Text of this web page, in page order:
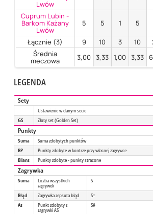
Lwów
Cuprum Lubin -
Barkom Każany
Lwów
5 5 1 5
Łącznie (3) 9 10 3 10
Średnia
meczowa 3,00 3,33 1,00 3,33
LEGENDA
Sety
Ustawienie w danym secie
GS
Złoty set (Golden Set)
Punkty
Suma
Suma zdobytych punktów
BP
Punkty zdobyte w kontrze przy własnej zagrywce
Bilans
Punkty zdobyte - punkty stracone
Zagrywka
Suma Liczba wszystkich
zagrywek
S
Błąd Zagrywka zepsuta błąd
S=
As
Punkt zdobyty z
zagrywki AS
S#